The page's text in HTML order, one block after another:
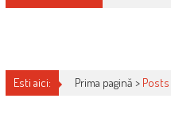
Esti aici: Prima pagină >